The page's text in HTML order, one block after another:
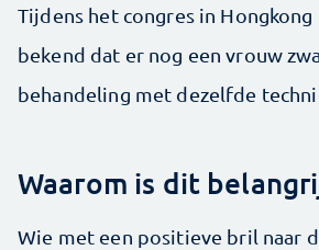
Tijdens het congres in Hongkong
bekend dat er nog een vrouw
behandeling met dezelfde
Waarom is dit
Wie met een positieve bril naar